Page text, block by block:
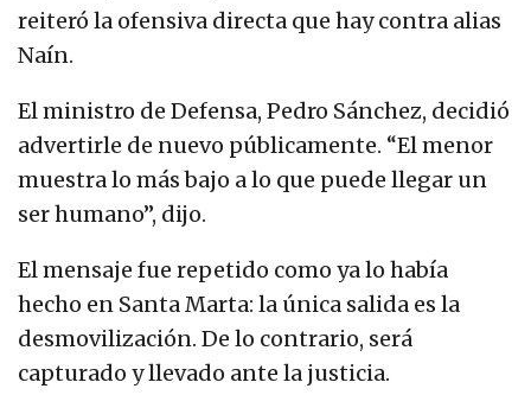
reiteró la ofensiva directa que hay contra alias
Naín.
El ministro de Defensa, Pedro Sánchez, decidió
advertirle de nuevo públicamente. “El menor
muestra lo más bajo a lo que puede llegar un
ser humano”, dijo.
El mensaje fue repetido como ya lo había
hecho en Santa Marta: la única salida es la
desmovilización. De lo contrario, será
capturado y llevado ante la justicia.